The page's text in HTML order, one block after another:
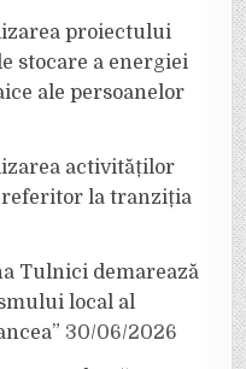
proiectului
stocare a energiei
ale persoanelor
activităților
referitor la tranziția
Tulnici demarează
local al
30/06/2026